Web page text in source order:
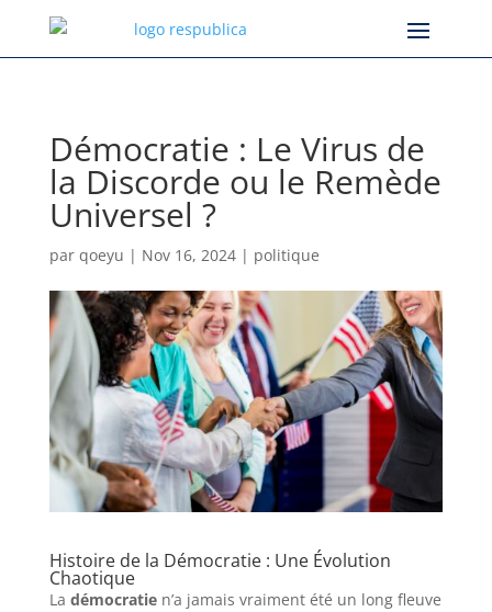
Démocratie : Le Virus de
la Discorde ou le Remède
Universel ?
par qoeyu | Nov 16, 2024| politique
Histoire de la Démocratie : Une Évolution
Chaotique
La démocratien’a jamais vraiment été un long fleuve